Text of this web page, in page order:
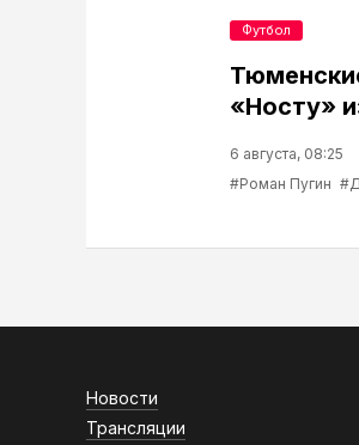
«Носту»
6 августа, 08:25
#Роман Пугин
Футбол
Новости
Трансляции